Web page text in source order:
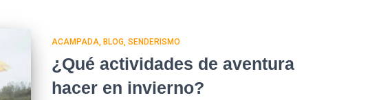
ACAMPADA BLOG SENDERISMO
¿Qué actividades de aventura
hacer en invierno?